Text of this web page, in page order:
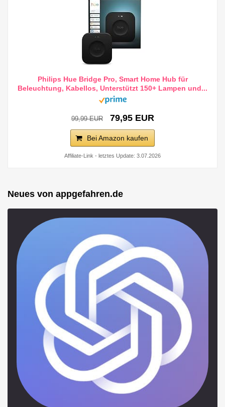
Philips Hue Bridge Pro, Smart Home Hub für
Beleuchtung, Kabellos, Unterstützt 150+ Lampen und...
99,99 EUR 79,95 EUR
Bei Amazon kaufen
Affiliate-Link - letztes Update: 3.07.2026
Neues von appgefahren.de